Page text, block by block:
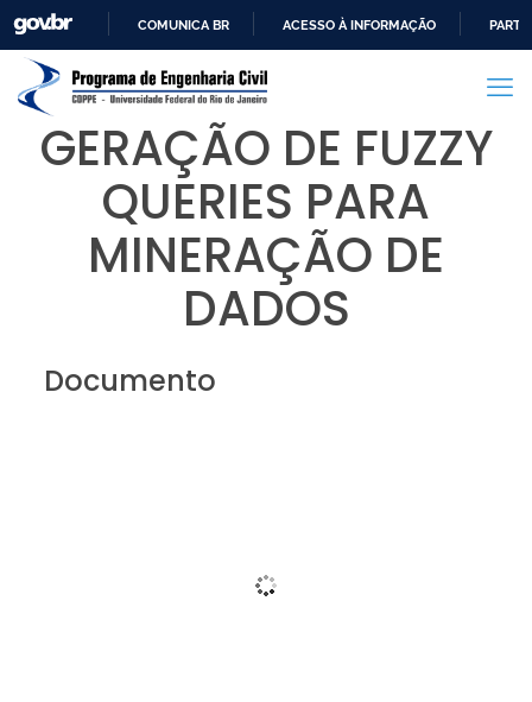
PARA
CONTEÚDO
COMUNICA BR ACESSO À INFORMAÇÃO
GERAÇÃO DE FUZZY
QUERIES PARA
MINERAÇÃO DE
DADOS
Documento